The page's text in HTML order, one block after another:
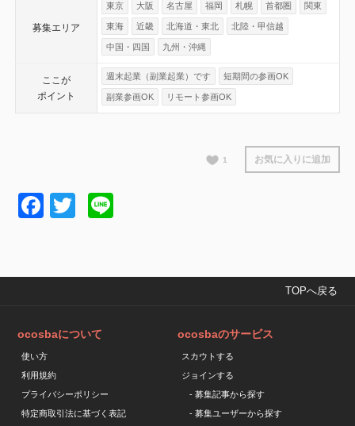
募集エリア
東京 大阪 名古屋 福岡 札幌 首都圏 関東
東海 近畿 北海道・東北 北陸・甲信越
中国・四国 九州・沖縄
ここが
ポイント
週末起業（副業起業）です 短期間の参画OK
副業参画OK リモート参画OK
1 お気に入りに追加
Facebook
Twitter
TOPへ戻る
ocosbaについて
使い方
利用規約
プライバシーポリシー
特定商取引法に基づく表記
ocosbaのサービス
スカウトする
ジョインする
- 募集記事から探す
- 募集ユーザーから探す